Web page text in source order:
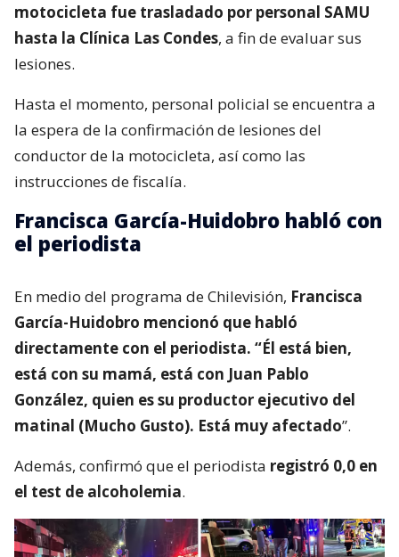
motocicleta fue trasladado por personal SAMU
hasta la Clínica Las Condes, a fin de evaluar sus
lesiones.
Hasta el momento, personal policial se encuentra a
la espera de la confirmación de lesiones del
conductor de la motocicleta, así como las
instrucciones de fiscalía.
Francisca García-Huidobro habló con
el periodista
En medio del programa de Chilevisión, Francisca
García-Huidobro mencionó que habló
directamente con el periodista. “Él está bien,
está con su mamá, está con Juan Pablo
González, quien es su productor ejecutivo del
matinal (Mucho Gusto). Está muy afectado”.
Además, confirmó que el periodista registró 0,0 en
el test de alcoholemia.